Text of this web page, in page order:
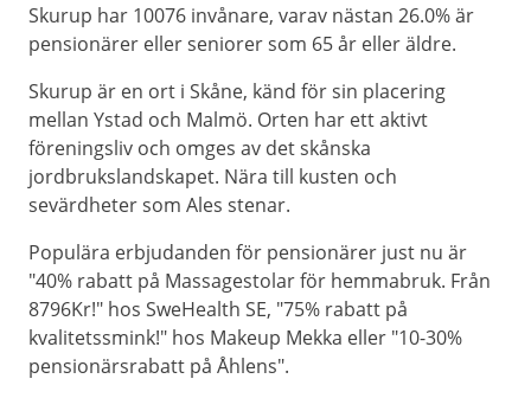
Skurup har 10076 invånare, varav nästan 26.0% är
pensionärer eller seniorer som 65 år eller äldre.
Skurup är en ort i Skåne, känd för sin placering
mellan Ystad och Malmö. Orten har ett aktivt
föreningsliv och omges av det skånska
jordbrukslandskapet. Nära till kusten och
sevärdheter som Ales stenar.
Populära erbjudanden för pensionärer just nu är
"40% rabatt på Massagestolar för hemmabruk. Från
8796Kr!" hos SweHealth SE, "75% rabatt på
kvalitetssmink!" hos Makeup Mekka eller "10-30%
pensionärsrabatt på Åhlens".